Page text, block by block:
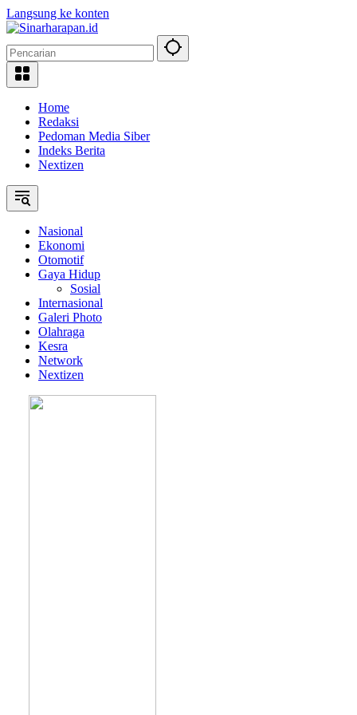
Langsung ke konten
Home
Redaksi
Pedoman Media Siber
Indeks Berita
Nextizen
Nasional
Ekonomi
Otomotif
Gaya Hidup
Sosial
Internasional
Galeri Photo
Olahraga
Kesra
Network
Nextizen